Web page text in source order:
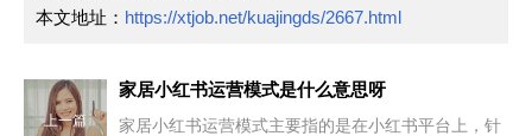
本文地址： https://xtjob.net/kuajingds/2667.html
上一篇
家居小红书运营模式是什么意思呀
家居小红书运营模式主要指的是在小红书平台上，针